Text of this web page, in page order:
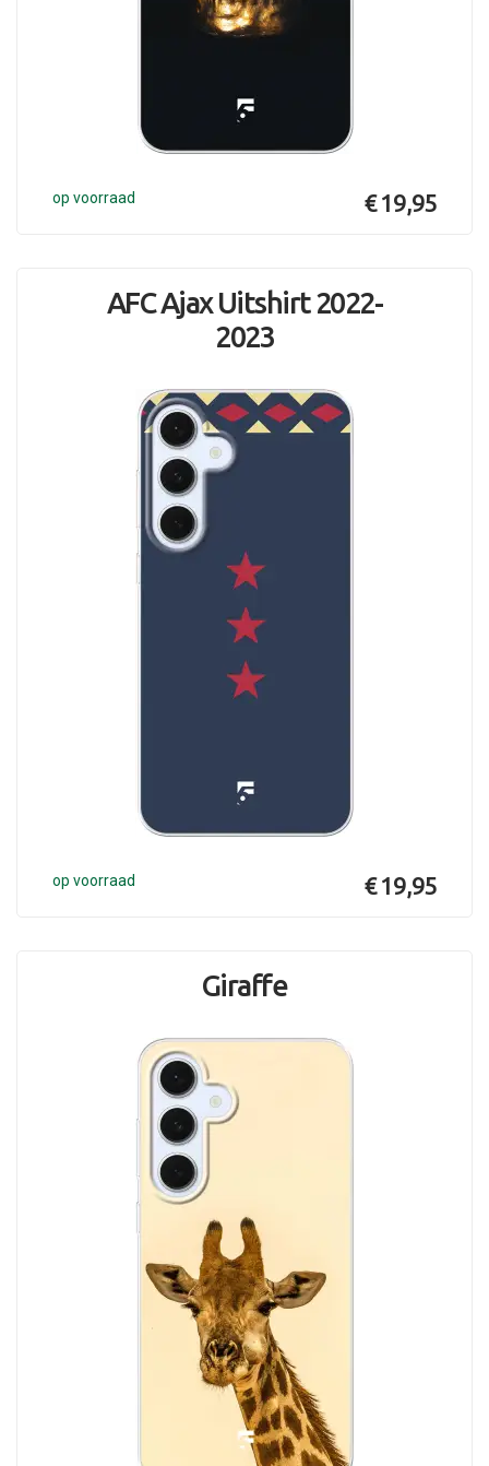
op voorraad € 19,95
AFC Ajax Uitshirt 2022-
2023
op voorraad € 19,95
Giraffe